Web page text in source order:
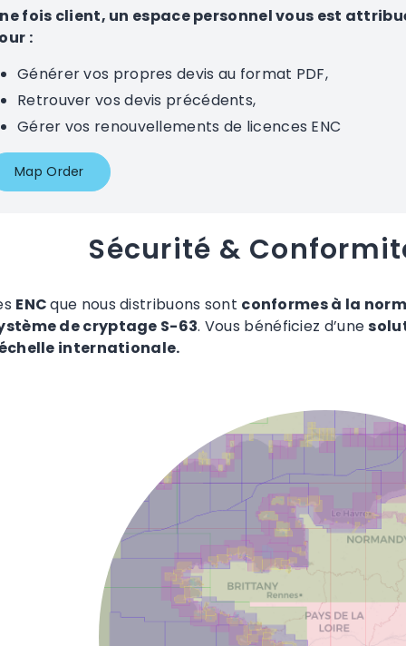
fois client, un espace personnel vous est
:
Générer vos propres devis au format PDF,
Retrouver vos devis précédents,
Gérer vos renouvellements de licences ENC
Map Order
Sécurité &
ENCque nous distribuons sont conformes à la
de cryptage S-63. Vous bénéficiez d’une
internationale.